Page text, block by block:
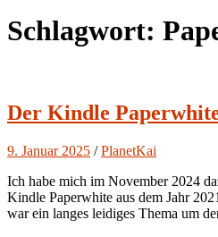
Schlagwort:
Der Kindle
9. Januar 2025 /PlanetKai
Ich habe mich im November 2024
Kindle Paperwhite aus dem Jahr
war ein langes leidiges Thema um